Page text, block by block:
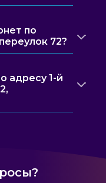
по
72?
адресу 1-й